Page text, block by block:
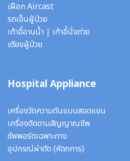
เฝือก Aircast
รถเข็นผู้ป่วย
เก้าอี้อาบน้ำ | เก้าอี้นั่งถ่าย
เตียงผู้ป่วย
Hospital Appliance
เครื่องวัดความดันแบบสอดแขน
เครื่องติดตามสัญญาณชีพ
ซัพพอร์ตเฉพาะทาง
อุปกรณ์ผ่าตัด (หัตถการ)